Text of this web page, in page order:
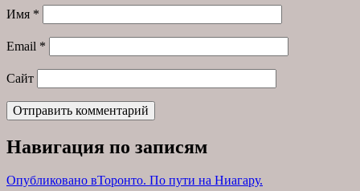
Имя *
Email *
Сайт
Навигация по записям
Опубликовано вТоронто. По пути на Ниагару.